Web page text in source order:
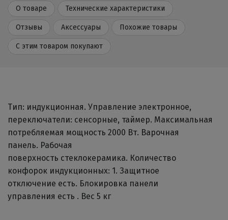
О товаре Технические характеристики
Отзывы Аксессуары Похожие товары
С этим товаром покупают
Тип: индукционная. Управление электронное,
переключатели: сенсорные, таймер. Максимальная
потребляемая мощность 2000 Вт. Варочная
панель. Рабочая
поверхность стеклокерамика. Количество
конфорок индукционных: 1. Защитное
отключение есть. Блокировка панели
управления есть . Вес 5 кг